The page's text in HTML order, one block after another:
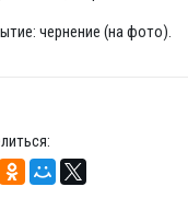
чернение (на фото).